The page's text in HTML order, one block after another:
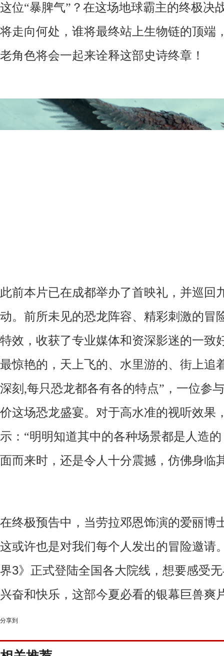
这位“暴脾气”？在这场地球霸主的终极决
将走向何处，谁将最终站上生物链的顶端
老角色将会一起来诠释这部史诗终章！
此前本片已在成都举办了首映礼，并巡回
动。前所未见的恐龙阵容、精彩刺激的冒
特效，收获了专业媒体和资深影迷的一致
最惊艳的，天上飞的、水里游的、街上追
深刻 ,每只恐龙都各有各的特点”，一位参
价这场恐龙盛宴。对于高水准的视听效果
示：“明明知道其中的各种场景都是人造
面而来时，还是令人十分震撼，仿佛身临
在终极预告中，当劳拉邓恩饰演的爱丽博
这或许也是对我们每个人发出的冒险邀请
界3》正式登陆全国各大院线，想要感受
兴奋和快乐， 这部今夏必看的银幕巨兽爽
分享到